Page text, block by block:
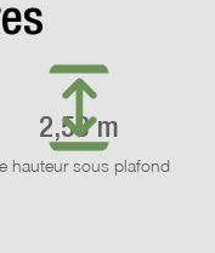
2,53 m
hauteur sous plafond